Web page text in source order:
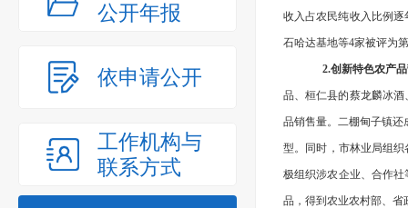
公开年报
依申请公开
工作机构与
联系方式
收入占农民纯收入比例
石哈达基地等4家被评为
2.创新特色农产
品、桓仁县的蔡龙麟冰
品销售量。二棚甸子镇还
型。同时，市林业局组
极组织涉农企业、合作
品，得到农业农村部、省